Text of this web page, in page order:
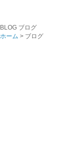
BLOG ブログ
ホーム > ブログ